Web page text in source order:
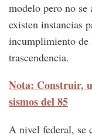
modelo pero no
existen instancias
incumplimiento de
trascendencia.
Nota: Construir,
sismos del 85
A nivel federal, se